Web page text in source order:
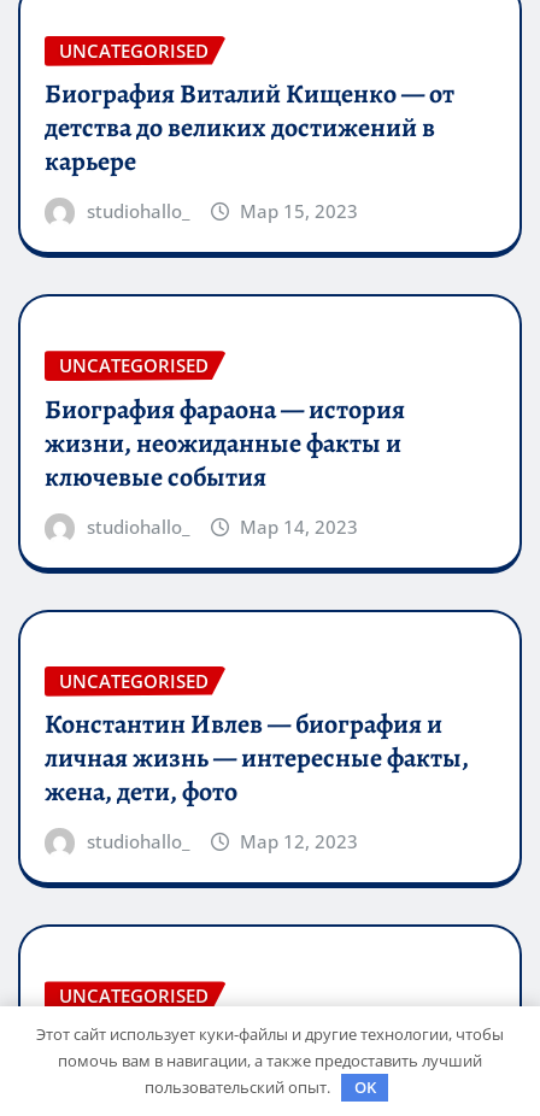
UNCATEGORISED
Биография Виталий Кищенко — от
детства до великих достижений в
карьере
studiohallo_ Мар 15, 2023
UNCATEGORISED
Биография фараона — история
жизни, неожиданные факты и
ключевые события
studiohallo_ Мар 14, 2023
UNCATEGORISED
Константин Ивлев — биография и
личная жизнь — интересные факты,
жена, дети, фото
studiohallo_ Мар 12, 2023
UNCATEGORISED
Биография Марины Цветаевой –
краткий анализ и обзор жизни и
творчества великой русской поэтессы
Этот сайт использует куки-файлы и другие технологии, чтобы
помочь вам в навигации, а также предоставить лучший
пользовательский опыт.
OK